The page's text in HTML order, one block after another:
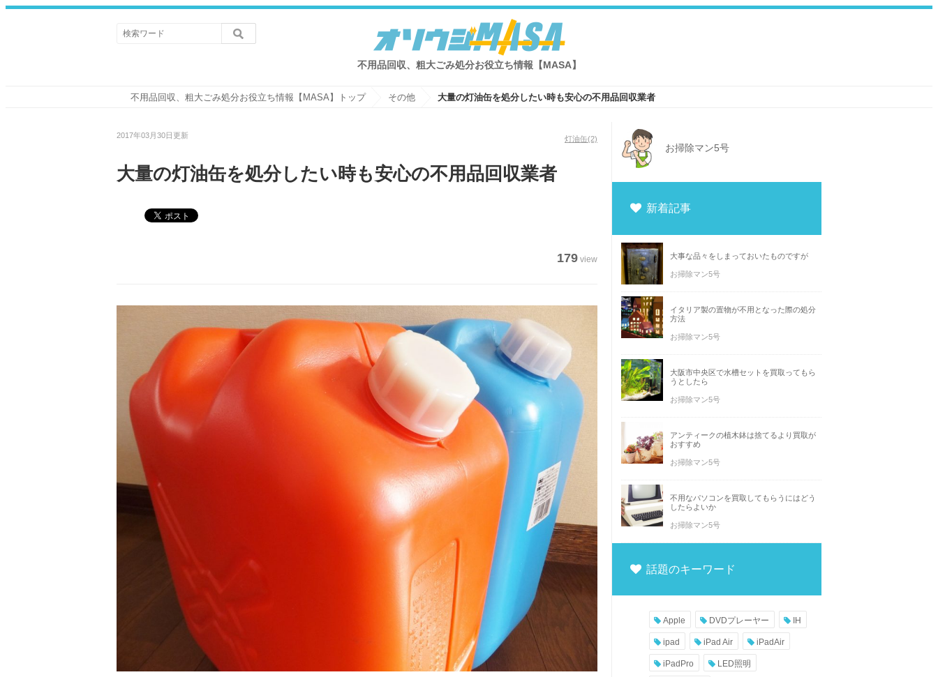
不用品回収、粗大ごみ処分お役立ち情報【MASA】
不用品回収、粗大ごみ処分お役立ち情報【MASA】トップ その他 大量の灯油缶を処分したい時も安心の不用品回収業者
2017年03月30日更新 灯油缶(2)
大量の灯油缶を処分したい時も安心の不用品回収業者
179 view
お掃除マン5号
新着記事
大事な品々をしまっておいたものですが
お掃除マン5号
イタリア製の置物が不用となった際の処分
方法
お掃除マン5号
大阪市中央区で水槽セットを買取ってもら
うとしたら
お掃除マン5号
アンティークの植木鉢は捨てるより買取が
おすすめ
お掃除マン5号
不用なパソコンを買取してもらうにはどう
したらよいか
お掃除マン5号
話題のキーワード
Apple DVDプレーヤー IH
ipad iPad Air iPadAir
iPadPro LED照明